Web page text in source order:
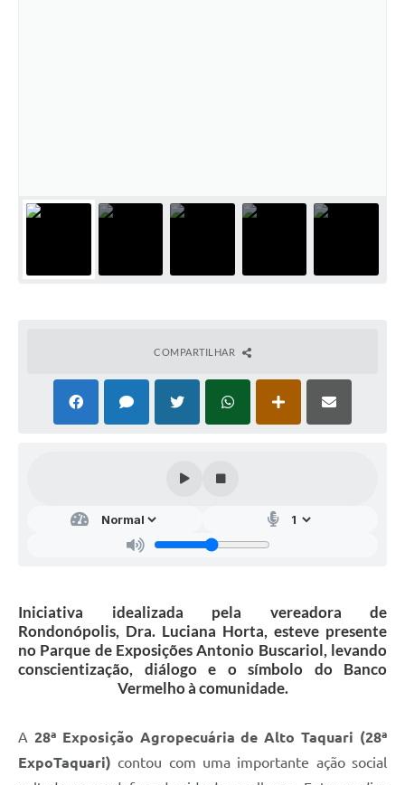
COMPARTILHAR
Iniciativa idealizada pela vereadora de
Rondonópolis, Dra. Luciana Horta, esteve presente
no Parque de Exposições Antonio Buscariol, levando
conscientização, diálogo e o símbolo do Banco
Vermelho à comunidade.
A 28ª Exposição Agropecuária de Alto Taquari (28ª
ExpoTaquari) contou com uma importante ação social